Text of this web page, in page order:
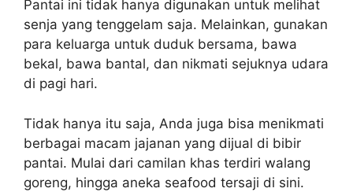
Pantai ini tidak hanya digunakan untuk melihat
senja yang tenggelam saja. Melainkan, gunakan
para keluarga untuk duduk bersama, bawa
bekal, bawa bantal, dan nikmati sejuknya udara
di pagi hari.
Tidak hanya itu saja, Anda juga bisa menikmati
berbagai macam jajanan yang dijual di bibir
pantai. Mulai dari camilan khas terdiri walang
goreng, hingga aneka seafood tersaji di sini.